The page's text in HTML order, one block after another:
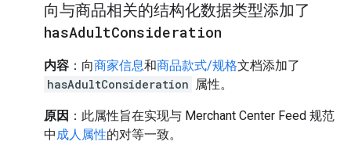
向与商品相关的结构化数据类型添加了
hasAdultConsideration
内容 ：向商家信息和商品款式/规格文档添加了
hasAdultConsideration 属性。
原因 ：此属性旨在实现与 Merchant Center Feed 规范
中成人属性的对等一致。